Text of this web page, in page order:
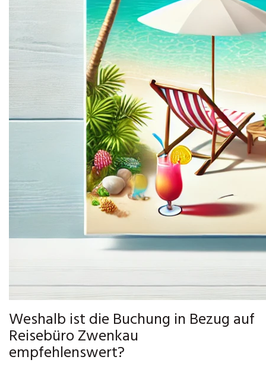
Weshalb ist die Buchung in Bezug auf
Reisebüro Zwenkau
empfehlenswert?